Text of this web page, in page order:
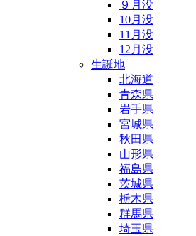
９月没
10月没
11月没
12月没
生誕地
北海道
青森県
岩手県
宮城県
秋田県
山形県
福島県
茨城県
栃木県
群馬県
埼玉県